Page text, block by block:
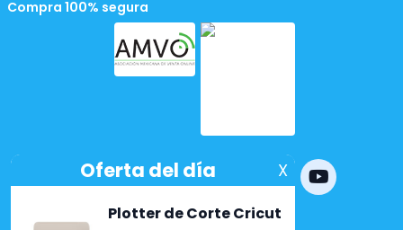
Compra 100% segura
Powered bynopCommerce